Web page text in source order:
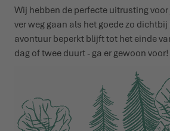
WINTERSCHOENEN
LOWA PROFESSIONAL
WINTERSCHOENEN
LOWA PROFESSIONAL
EVENEMENTEN
PODCAST
JOUW CARRIÈRE
Wij hebben de perfecte uitrusting
ver weg gaan als het goede zo dichtbij
avontuur beperkt blijft tot het einde
dag of twee duurt - ga er gewoon voor!